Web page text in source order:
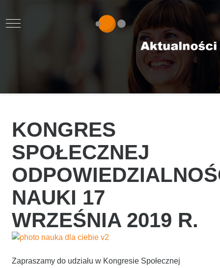
Mobile Menu Toggle
KONGRES
SPOŁECZNEJ
NAUKI 17
WRZEŚNIA 2019 R.
Zapraszamy do udziału w Kongresie Społecznej